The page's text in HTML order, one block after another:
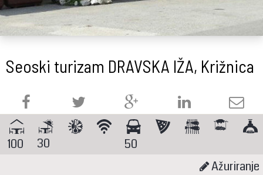
Seoski turizam DRAVSKA IŽA, Križnica
100 30
50
Ažuriranje